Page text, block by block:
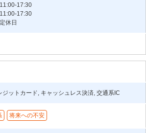
17:30
17:30
休日
ジットカード, キャッシュレス決済, 交通系IC
将来への不安